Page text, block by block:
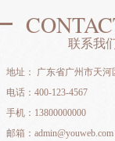
联系我
地址： 广东省广州市天河
电话：400-123-4567
手机：13800000000
邮箱：admin@youweb.com